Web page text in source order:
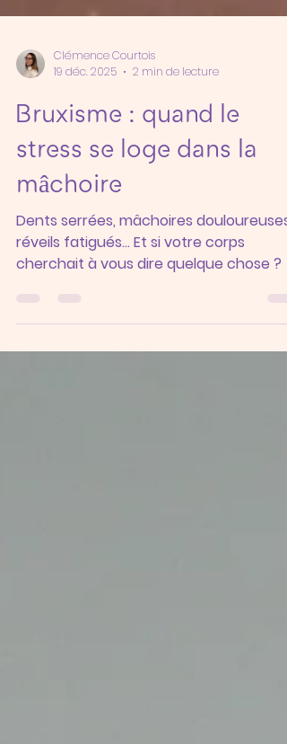
19 déc. 2025
2 min de lecture
Bruxisme : quand le
stress se loge dans la
mâchoire
Dents serrées, mâchoires douloureuses,
réveils fatigués… Et si votre corps